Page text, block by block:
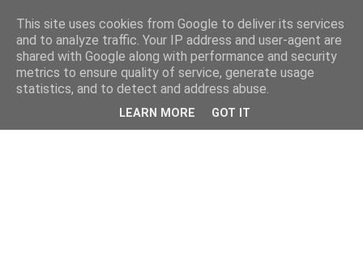
This site uses cookies from Google to deliver its services
and to analyze traffic. Your IP address and user-agent are
shared with Google along with performance and security
metrics to ensure quality of service, generate usage
statistics, and to detect and address abuse.
LEARN MORE GOT IT